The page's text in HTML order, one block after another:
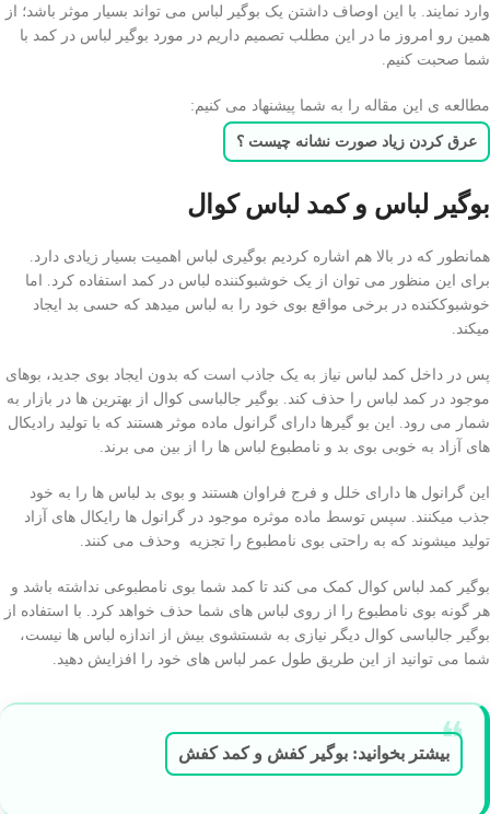
وارد نمایند. با این اوصاف داشتن یک بوگیر لباس می تواند بسیار موثر باشد؛ از
همین رو امروز ما در این مطلب تصمیم داریم در مورد بوگیر لباس در کمد با
شما صحبت کنیم.
مطالعه ی این مقاله را به شما پیشنهاد می کنیم:
عرق كردن زياد صورت نشانه چيست ؟
بوگیر لباس و کمد لباس کوال
همانطور که در بالا هم اشاره کردیم بوگیری لباس اهمیت بسیار زیادی دارد.
برای این منظور می توان از یک خوشبوکننده لباس در کمد استفاده کرد. اما
خوشبوککنده در برخی مواقع بوی خود را به لباس میدهد که حسی بد ایجاد
میکند.
پس در داخل کمد لباس نیاز به یک جاذب است که بدون ایجاد بوی جدید، بوهای
موجود در کمد لباس را حذف کند. بوگیر جالباسی کوال از بهترین ها در بازار به
شمار می رود. این بو گیرها دارای گرانول ماده موثر هستند که با تولید رادیکال
های آزاد به خوبی بوی بد و نامطبوع لباس ها را از بین می برند.
این گرانول ها دارای خلل و فرج فراوان هستند و بوی بد لباس ها را به خود
جذب میکنند. سپس توسط ماده موثره موجود در گرانول ها رایکال های آزاد
تولید میشوند که به راحتی بوی نامطبوع را تجزیه وحذف می کنند.
بوگیر کمد لباس کوال کمک می کند تا کمد شما بوی نامطبوعی نداشته باشد و
هر گونه بوی نامطبوع را از روی لباس های شما حذف خواهد کرد. با استفاده از
بوگیر جالباسی کوال دیگر نیازی به شستشوی بیش از اندازه لباس ها نیست،
شما می توانید از این طریق طول عمر لباس های خود را افزایش دهید.
بیشتر بخوانید: بوگیر کفش و کمد کفش